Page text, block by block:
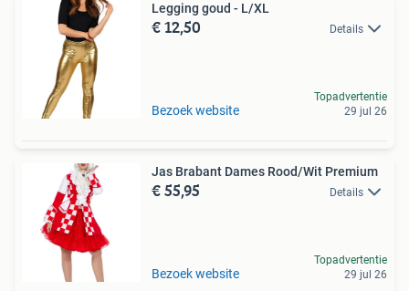
Legging goud - L/XL
€ 12,50 Details
Bezoek website
Topadvertentie
29 jul 26
Jas Brabant Dames Rood/Wit Premium
€ 55,95 Details
Bezoek website
Topadvertentie
29 jul 26